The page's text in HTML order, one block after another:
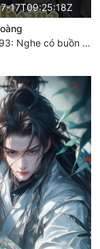
17T09:25:18Z
Chương 1993: Nghe có buồn cười không?